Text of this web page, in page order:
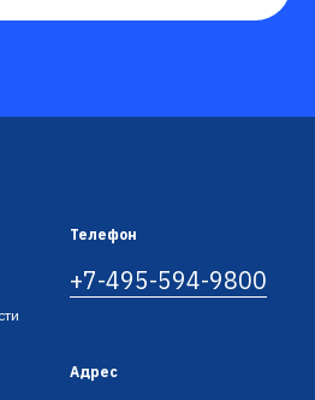
Телефон
+7-495-594-9800
Адрес